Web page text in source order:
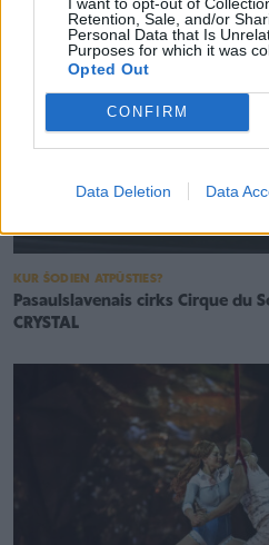
Retention, Sale, and/or
Personal Data that Is
Purposes for which it was
Opted Out
CONFIRM
Data Deletion Data
KUR ŠODIEN ATPŪSTIES?
Pasaulslavenais cirks Cirque du
CRYSTAL